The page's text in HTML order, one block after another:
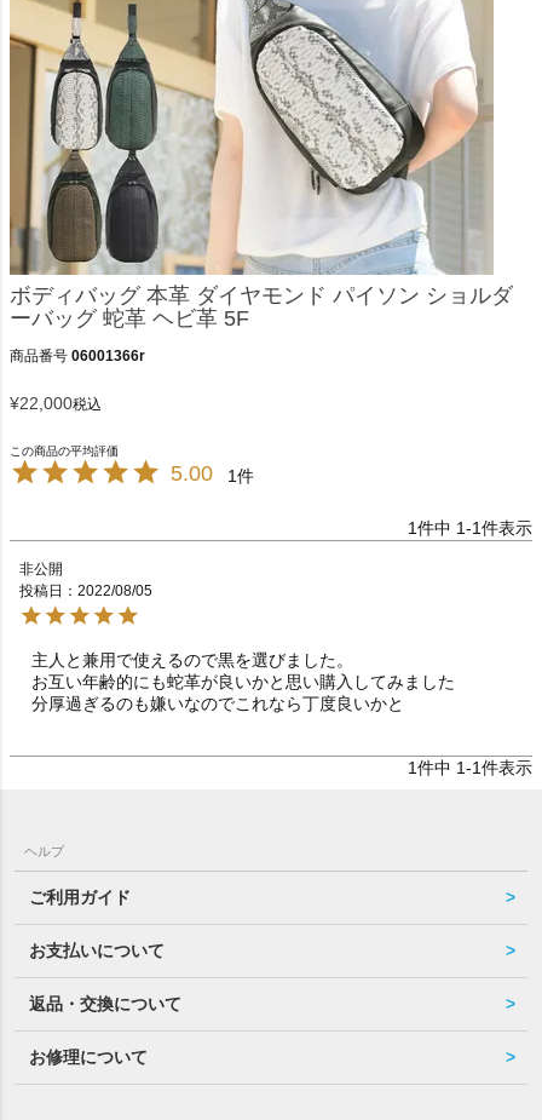
ボディバッグ 本革 ダイヤモンド パイソン ショルダ
ーバッグ 蛇革 ヘビ革 5F
商品番号 06001366r
¥22,000税込
5.00 1
1件中 1-1件表示
非公開
投稿日
2022/08/05
主人と兼用で使えるので黒を選びました。
お互い年齢的にも蛇革が良いかと思い購入してみました
分厚過ぎるのも嫌いなのでこれなら丁度良いかと
1件中 1-1件表示
ヘルプ
ご利用ガイド
お支払いについて
返品・交換について
お修理について